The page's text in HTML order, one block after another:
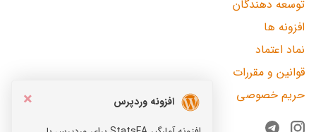
×
افزونه وردپرس
توسعه دهندگان
افزونه ها
نماد اعتماد
قوانین و مقررات
حریم خصوصی